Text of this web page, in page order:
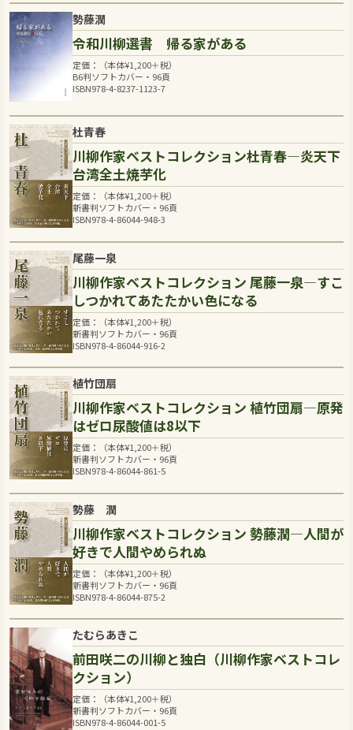
勢藤潤
令和川柳選書 帰る家がある
定価：（本体¥1,200＋税）
B6判ソフトカバー・96頁
ISBN978-4-8237-1123-7
杜青春
川柳作家ベストコレクション杜青春―炎天下
台湾全土焼芋化
定価：（本体¥1,200＋税）
新書判ソフトカバー・96頁
ISBN978-4-86044-948-3
尾藤一泉
川柳作家ベストコレクション 尾藤一泉―すこ
しつかれてあたたかい色になる
定価：（本体¥1,200＋税）
新書判ソフトカバー・96頁
ISBN978-4-86044-916-2
植竹団扇
川柳作家ベストコレクション 植竹団扇―原発
はゼロ尿酸値は8以下
定価：（本体¥1,200＋税）
新書判ソフトカバー・96頁
ISBN978-4-86044-861-5
勢藤 潤
川柳作家ベストコレクション 勢藤潤―人間が
好きで人間やめられぬ
定価：（本体¥1,200＋税）
新書判ソフトカバー・96頁
ISBN978-4-86044-875-2
たむらあきこ
前田咲二の川柳と独白（川柳作家ベストコレ
クション）
定価：（本体¥1,200＋税）
新書判ソフトカバー・96頁
ISBN978-4-86044-001-5